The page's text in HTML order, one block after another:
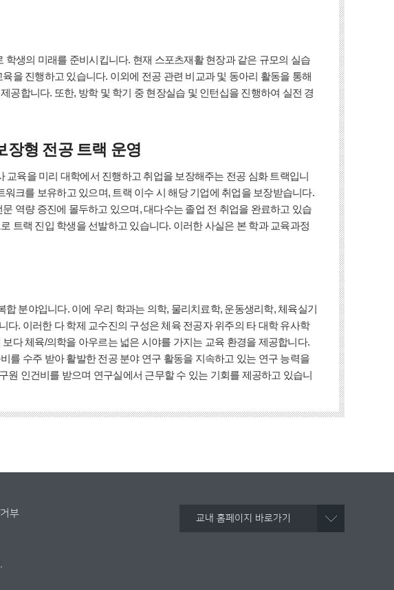
생의 미래를 준비시킵니다. 현재 스포츠재활 현장과 같은 규모의 실습
을 진행하고 있습니다. 이외에 전공 관련 비교과 및 동아리 활동을 통해
공합니다. 또한, 방학 및 학기 중 현장실습 및 인턴십을 진행하여 실전 경
장형 전공 트랙 운영
교육을 미리 대학에서 진행하고 취업을 보장해주는 전공 심화 트랙입니
크를 보유하고 있으며, 트랙 이수 시 해당 기업에 취업을 보장받습니다.
역량 증진에 몰두하고 있으며, 대다수는 졸업 전 취업을 완료하고 있습
트랙 진입 학생을 선발하고 있습니다. 이러한 사실은 본 학과 교육과정
분야입니다. 이에 우리 학과는 의학, 물리치료학, 운동생리학, 체육실기
다. 이러한 다 학제 교수진의 구성은 체육 전공자 위주의 타 대학 유사학
다 체육/의학을 아우르는 넓은 시야를 가지는 교육 환경을 제공합니다.
를 수주 받아 활발한 전공 분야 연구 활동을 지속하고 있는 연구 능력을
원 인건비를 받으며 연구실에서 근무할 수 있는 기회를 제공하고 있습니
교내 홈페이지 바로가기
부